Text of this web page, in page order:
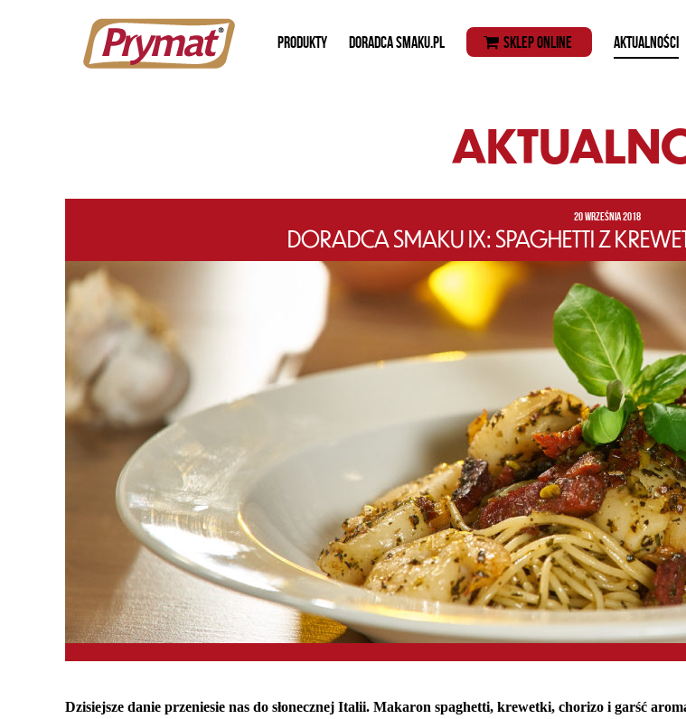
PRODUKTY DORADCA SMAKU.PL SKLEP ONLINE AKTUALNOŚCI
20 WRZEŚNIA 2018
DORADCA SMAKU IX: SPAGHETTI Z
Dzisiejsze danie przeniesie nas do słonecznej Italii. Makaron spaghetti, krewetki, chorizo i garść